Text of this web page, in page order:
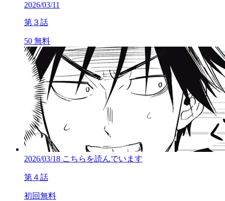
2026/03/11
第３話
50 無料
2026/03/18 こちらを読んでいます
第４話
初回無料